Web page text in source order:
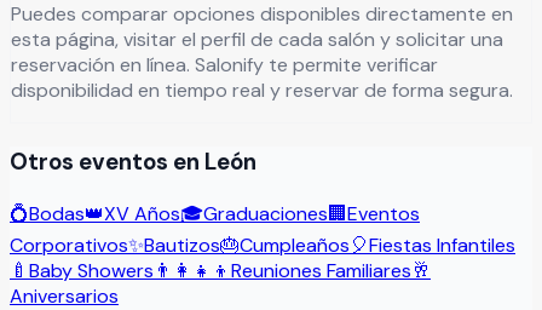
Puedes comparar opciones disponibles directamente en
esta página, visitar el perfil de cada salón y solicitar una
reservación en línea. Salonify te permite verificar
disponibilidad en tiempo real y reservar de forma segura.
Otros eventos en León
💍Bodas👑XV Años🎓Graduaciones🏢Eventos
Corporativos✨Bautizos🎂Cumpleaños🎈Fiestas Infantiles
🍼 Baby Showers 👨‍👩‍👧‍👦 Reuniones Familiares🥂
Aniversarios